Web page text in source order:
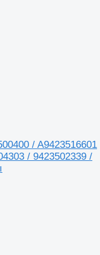
/ A9423516601
/ 9423502339 /